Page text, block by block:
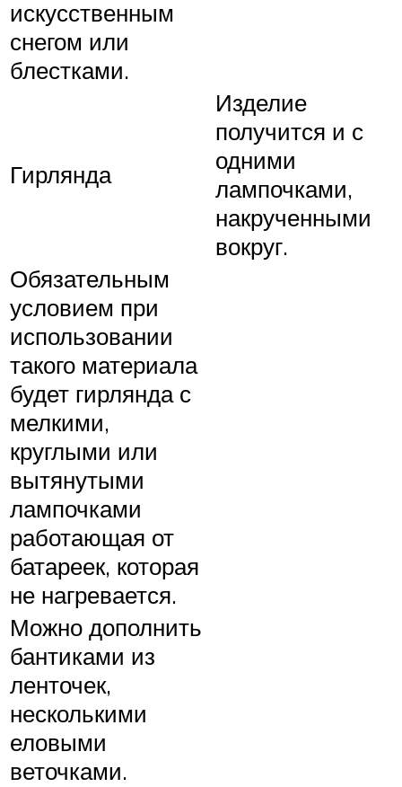
искусственным
снегом или
блестками.
Гирлянда
Изделие
получится и с
одними
лампочками,
накрученными
вокруг.
Обязательным
условием при
использовании
такого материала
будет гирлянда с
мелкими,
круглыми или
вытянутыми
лампочками
работающая от
батареек, которая
не нагревается.
Можно дополнить
бантиками из
ленточек,
несколькими
еловыми
веточками.